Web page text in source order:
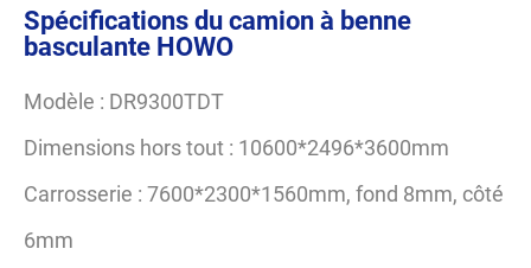
Spécifications du camion à benne
basculante HOWO
Modèle : DR9300TDT
Dimensions hors tout : 10600*2496*3600mm
Carrosserie : 7600*2300*1560mm, fond 8mm, côté
6mm